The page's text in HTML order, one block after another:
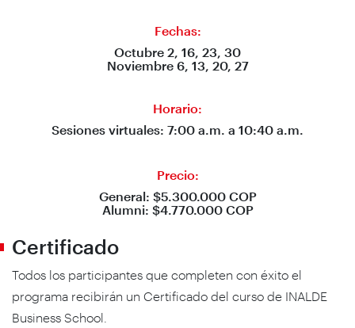
Fechas:
Octubre 2, 16, 23, 30
Noviembre 6, 13, 20, 27
Horario:
Sesiones virtuales: 7:00 a.m. a 10:40 a.m.
Precio:
General: $5.300.000 COP
Alumni: $4.770.000 COP
Certificado
Todos los participantes que completen con éxito el
programa recibirán un Certificado del curso de INALDE
Business School.